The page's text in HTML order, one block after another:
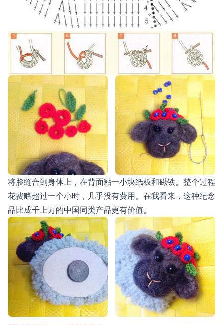
将脸缝合到身体上，在背面粘一小块纸板和磁铁。整个过程
花费略超过一个小时，几乎没有费用。在我看来，这种纪念
品比成千上万的中国同类产品更有价值。